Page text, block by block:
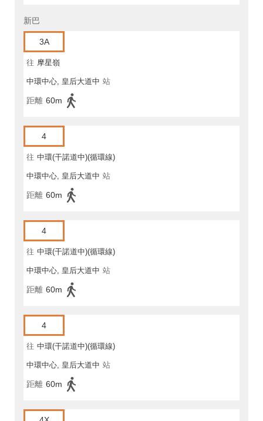
新巴
3A
往 摩星嶺
中環中心, 皇后大道中 站
距離 60m
4
往 中環(干諾道中)(循環線)
中環中心, 皇后大道中 站
距離 60m
4
往 中環(干諾道中)(循環線)
中環中心, 皇后大道中 站
距離 60m
4
往 中環(干諾道中)(循環線)
中環中心, 皇后大道中 站
距離 60m